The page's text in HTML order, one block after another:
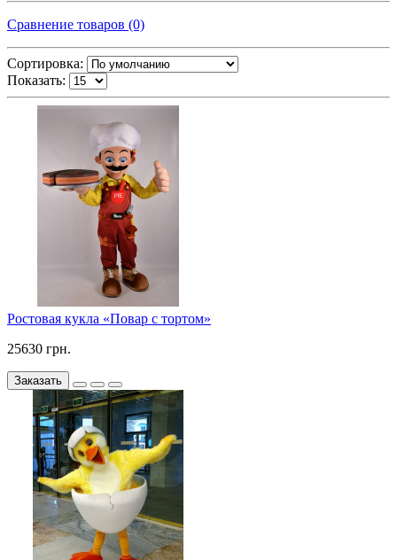
Сравнение товаров (0)
Сортировка:
Показать:
Ростовая кукла «Повар с тортом»
25630 грн.
Заказать